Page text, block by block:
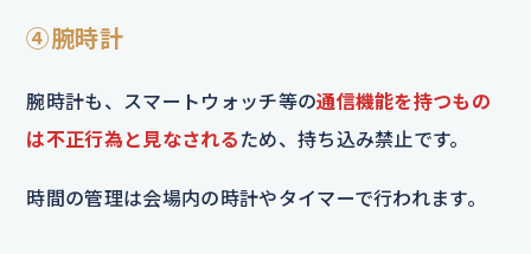
④腕時計
腕時計も、スマートウォッチ等の通信機能を持つもの
は不正行為と見なされるため、持ち込み禁止です。
時間の管理は会場内の時計やタイマーで行われます。